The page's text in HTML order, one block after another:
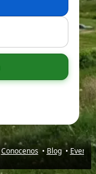
Conocenos • Blog• Eventos